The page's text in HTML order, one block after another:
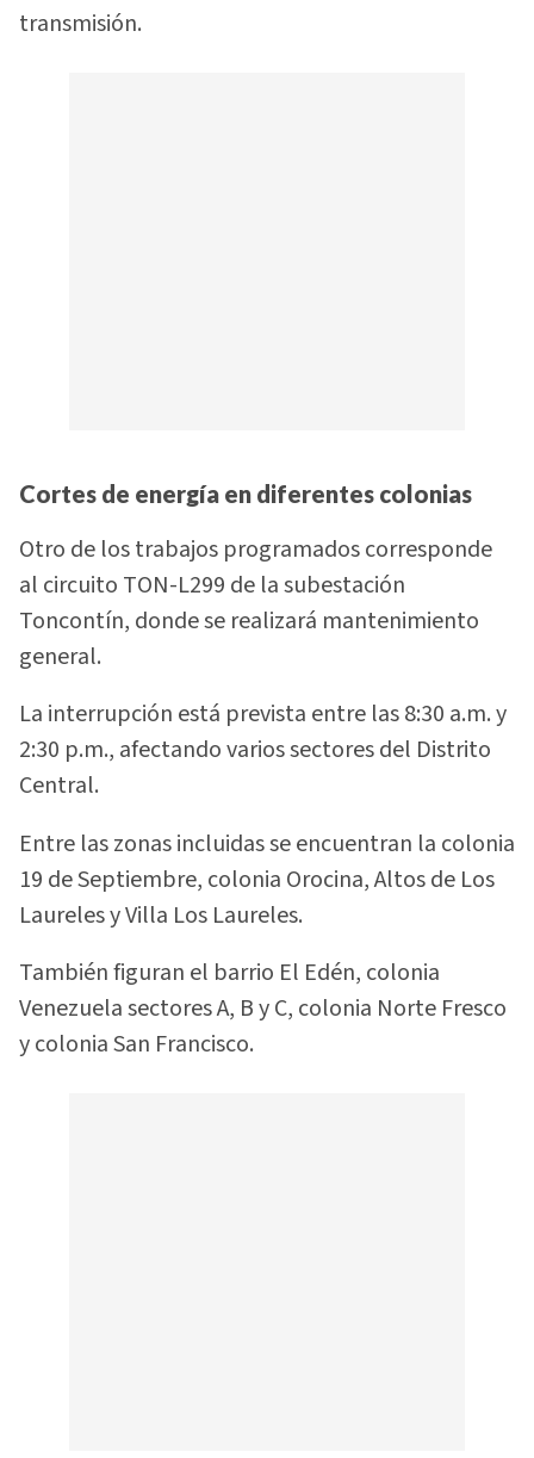
transmisión.
Cortes de energía en diferentes colonias
Otro de los trabajos programados corresponde
al circuito TON-L299 de la subestación
Toncontín, donde se realizará mantenimiento
general.
La interrupción está prevista entre las 8:30 a.m. y
2:30 p.m., afectando varios sectores del Distrito
Central.
Entre las zonas incluidas se encuentran la colonia
19 de Septiembre, colonia Orocina, Altos de Los
Laureles y Villa Los Laureles.
También figuran el barrio El Edén, colonia
Venezuela sectores A, B y C, colonia Norte Fresco
y colonia San Francisco.